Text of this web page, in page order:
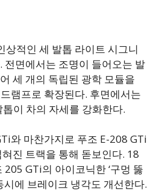
상적인 세 발톱 라이트 시그니
전면에서는 조명이 들어오는 발
세 개의 독립된 광학 모듈을
램프로 확장된다. 후면에서는
이 차의 자세를 강화한다.
와 마찬가지로 푸조 E-208 GTi
진 트랙을 통해 돋보인다. 18
205 GTi의 아이코닉한 ‘구멍 뚫
시에 브레이크 냉각도 개선한다.